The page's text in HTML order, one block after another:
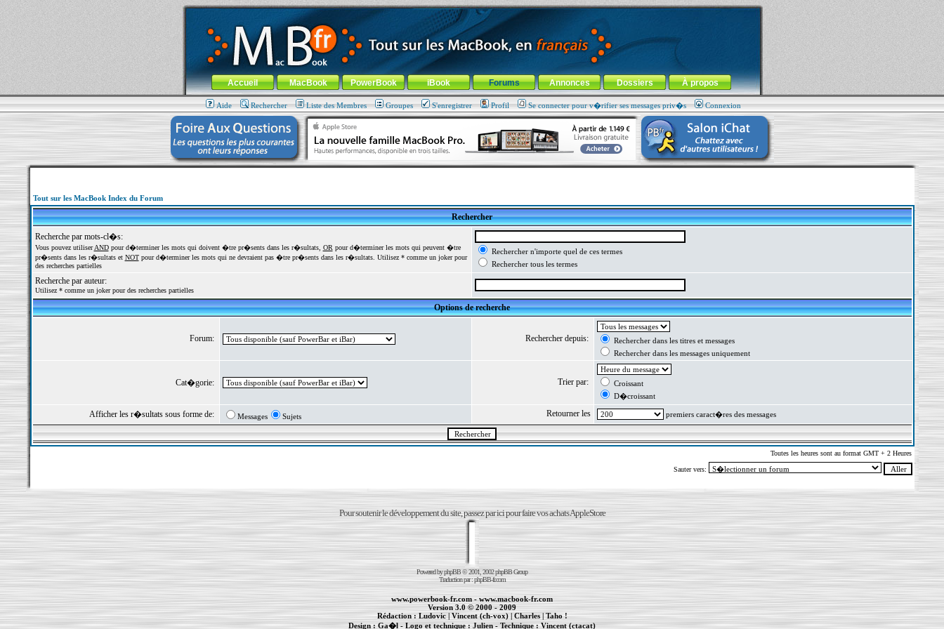
MacBook-fr.com : 100% Apple... 100% nomade !
Aller au contenu-Aller au menu général-Aller au menu de la rubrique
Menu général
Accueil MacBook PowerBook iBook Forums Annonces Dossiers À propos
Aide Rechercher Liste des Membres Groupes S'enregistrer Profil Se connecter pour v�rifier ses messages priv�s Connexion
Tout sur les MacBook Index du Forum
Rechercher
Recherche par mots-cl�s:
Vous pouvez utiliserANDpour d�terminer les mots qui doivent �tre pr�sents dans les r�sultats, OR pour d�terminer les mots qui peuvent �tre
pr�sents dans les r�sultats et NOTpour d�terminer les mots qui ne devraient pas �tre pr�sents dans les r�sultats. Utilisez * comme un joker pour
des recherches partielles
Rechercher n'importe quel de ces termes
Rechercher tous les termes
Recherche par auteur:
Utilisez * comme un joker pour des recherches partielles
Options de recherche
Forum: Rechercher depuis:
Rechercher dans les titres et messages
Rechercher dans les messages uniquement
Cat�gorie: Trier par:
Croissant
D�croissant
Afficher les r�sultats sous forme de: Messages Sujets Retourner les premiers caract�res des messages
Toutes les heures sont au format GMT + 2 Heures
Sauter vers:
Pour soutenir le développement du site, passez par ici pour faire vos achats AppleStore
Powered byphpBB© 2001, 2002 phpBB Group
Traduction par :phpBB-fr.com
www.powerbook-fr.com-www.macbook-fr.com
Version 3.0 © 2000 - 2009
Rédaction :Ludovic| Vincent (ch-vox)|Charles| Taho !
Design : Ga�l - Logo et technique : Julien - Technique :Vincent (ctacat)